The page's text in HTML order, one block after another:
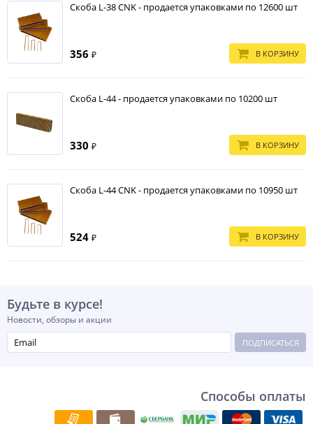
Скоба L-38 CNK - продается упаковками по 12600 шт
356 ₽ В КОРЗИНУ
Скоба L-44 - продается упаковками по 10200 шт
330 ₽ В КОРЗИНУ
Скоба L-44 CNK - продается упаковками по 10950 шт
524 ₽ В КОРЗИНУ
Будьте в курсе!
Новости, обзоры и акции
ПОДПИСАТЬСЯ
Способы оплаты